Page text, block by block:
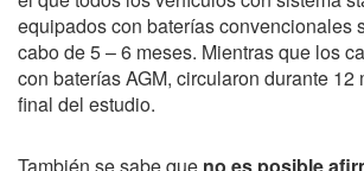
equipados con baterías convencionales
cabo de 5 – 6 meses. Mientras que los
con baterías AGM, circularon durante 12
final del estudio.
También se sabe que no es posible